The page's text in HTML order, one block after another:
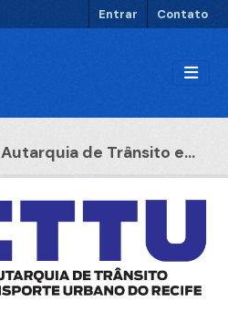
Entrar Contato
Autarquia de Trânsito e...